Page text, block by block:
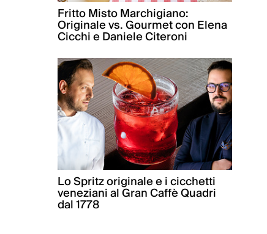
Fritto Misto Marchigiano:
Originale vs. Gourmet con Elena
Cicchi e Daniele Citeroni
Lo Spritz originale e i cicchetti
veneziani al Gran Caffè Quadri
dal 1778